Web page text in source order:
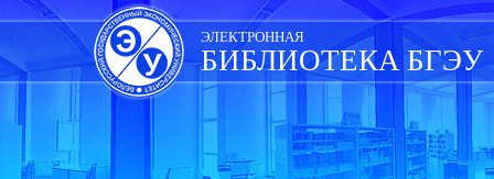
Skip
navigation
ЭЛЕКТРОННАЯ
БИБЛИОТЕКА БГЭУ